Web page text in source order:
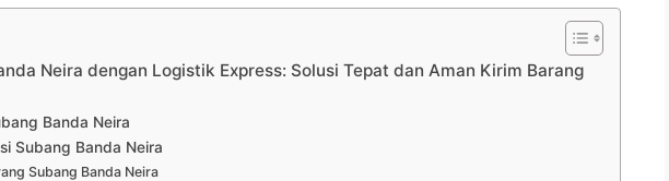
Neira dengan Logistik Express: Solusi Tepat dan Aman Kirim Barang
Banda Neira
Subang Banda Neira
Subang Banda Neira